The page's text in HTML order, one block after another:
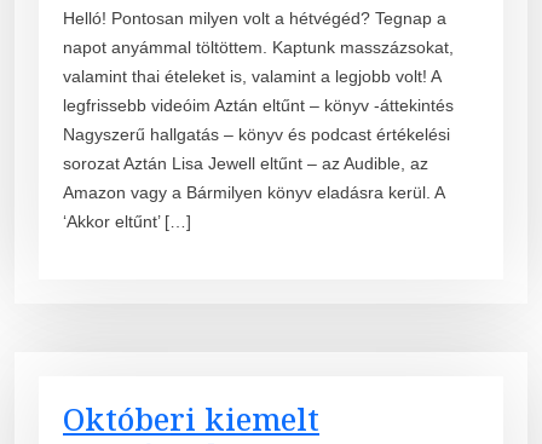
Helló! Pontosan milyen volt a hétvégéd? Tegnap a
napot anyámmal töltöttem. Kaptunk masszázsokat,
valamint thai ételeket is, valamint a legjobb volt! A
legfrissebb videóim Aztán eltűnt – könyv -áttekintés
Nagyszerű hallgatás – könyv és podcast értékelési
sorozat Aztán Lisa Jewell eltűnt – az Audible, az
Amazon vagy a Bármilyen könyv eladásra kerül. A
‘Akkor eltűnt’ […]
Októberi kiemelt